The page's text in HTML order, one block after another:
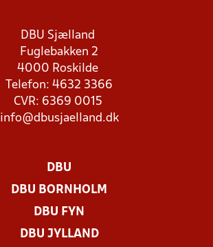
DBU Sjælland
Fuglebakken 2
4000 Roskilde
Telefon: 4632 3366
CVR: 6369 0015
info@dbusjaelland.dk
DBU
DBU BORNHOLM
DBU FYN
DBU JYLLAND